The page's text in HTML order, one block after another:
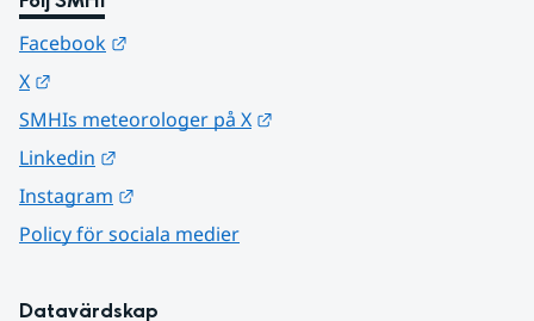
Facebook
X
SMHIs meteorologer på X
Linkedin
Instagram
Policy för sociala medier
Datavärdskap